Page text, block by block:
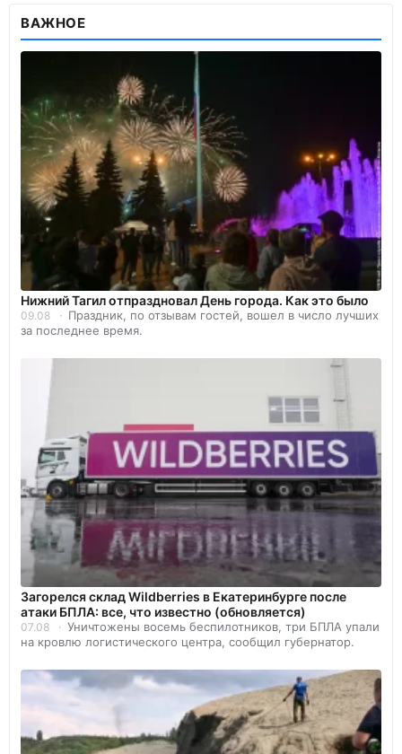
ВАЖНОЕ
Нижний Тагил отпраздновал День города. Как это было
09.08
Праздник, по отзывам гостей, вошел в число лучших
за последнее время.
Загорелся склад Wildberries в Екатеринбурге после
атаки БПЛА: все, что известно (обновляется)
07.08
Уничтожены восемь беспилотников, три БПЛА упали
на кровлю логистического центра, сообщил губернатор.